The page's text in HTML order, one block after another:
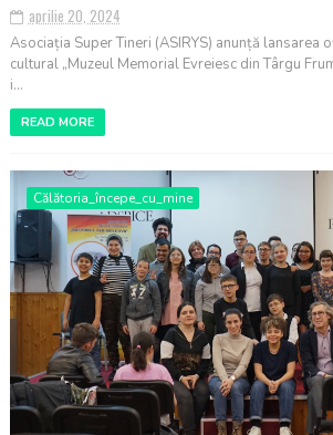
aprilie 20, 2024
Asociația Super Tineri (ASIRYS) anunță lansarea
cultural „Muzeul Memorial Evreiesc din Târgu
i...
READ MORE
Călătoria_începe_cu_mine